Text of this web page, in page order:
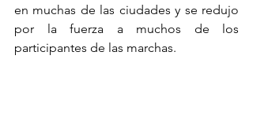
en muchas de las ciudades y se redujo
por la fuerza a muchos de los
participantes de las marchas.